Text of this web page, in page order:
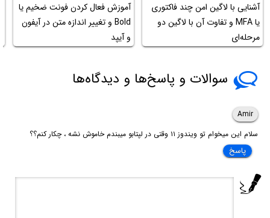
آشنایی با لاگین امن چند فاکتوری
یا MFA و تفاوت آن با لاگین دو
مرحله‌ای
آموزش فعال کردن فونت ضخیم یا
Bold و تغییر اندازه متن در آیفون
و آیپد
سوالات و پاسخ‌ها و دیدگاه‌ها
Amir
سلام این میخوام تو ویندوز ۱۱ وقتی در لپتابو میبندم خاموش نشه ، چکار کنم؟؟
پاسخ